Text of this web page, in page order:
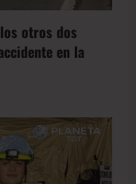
otros dos
en la